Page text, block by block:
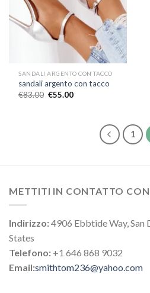
SANDALI ARGENTO CON TACCO
sandali argento con tacco
€83.00 €55.00
1
METTITI IN CONTATTO
Indirizzo:4906 Ebbtide Way, San
States
Telefono: +1 646 868 9032
Email:smithtom236@yahoo.com